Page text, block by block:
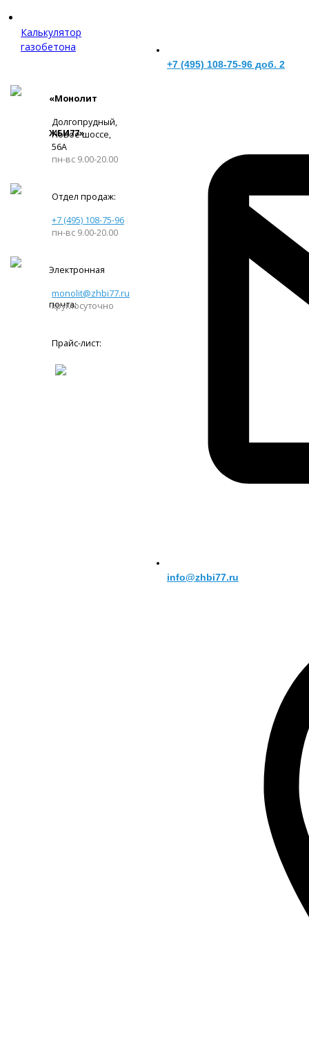
Калькулятор
газобетона
«Монолит
ЖБИ77»
Долгопрудный,
Новое шоссе,
56А
пн-вс 9.00-20.00
Отдел продаж:
+7 (495) 108-75-96
пн-вс 9.00-20.00
Электронная
почта:
monolit@zhbi77.ru
круглосуточно
Прайс-лист:
+7 (495) 108-75-96 доб. 2
info@zhbi77.ru